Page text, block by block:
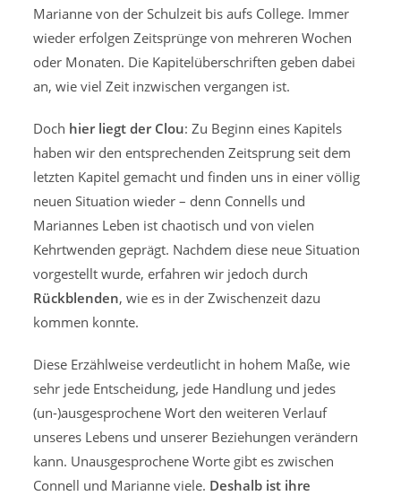
Marianne von der Schulzeit bis aufs College. Immer
wieder erfolgen Zeitsprünge von mehreren Wochen
oder Monaten. Die Kapitelüberschriften geben dabei
an, wie viel Zeit inzwischen vergangen ist.
Doch hier liegt der Clou: Zu Beginn eines Kapitels
haben wir den entsprechenden Zeitsprung seit dem
letzten Kapitel gemacht und finden uns in einer völlig
neuen Situation wieder – denn Connells und
Mariannes Leben ist chaotisch und von vielen
Kehrtwenden geprägt. Nachdem diese neue Situation
vorgestellt wurde, erfahren wir jedoch durch
Rückblenden, wie es in der Zwischenzeit dazu
kommen konnte.
Diese Erzählweise verdeutlicht in hohem Maße, wie
sehr jede Entscheidung, jede Handlung und jedes
(un-)ausgesprochene Wort den weiteren Verlauf
unseres Lebens und unserer Beziehungen verändern
kann. Unausgesprochene Worte gibt es zwischen
Connell und Marianne viele. Deshalb ist ihre